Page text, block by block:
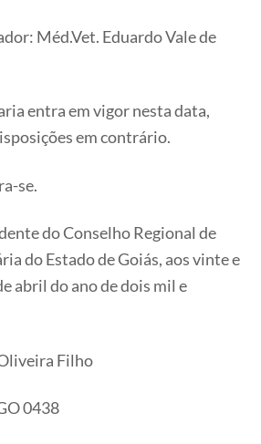
Méd.Vet. Eduardo Vale de
entra em vigor nesta data,
em contrário.
se.
do Conselho Regional de
do Estado de Goiás, aos vinte e
abril do ano de dois mil e
Filho
0438